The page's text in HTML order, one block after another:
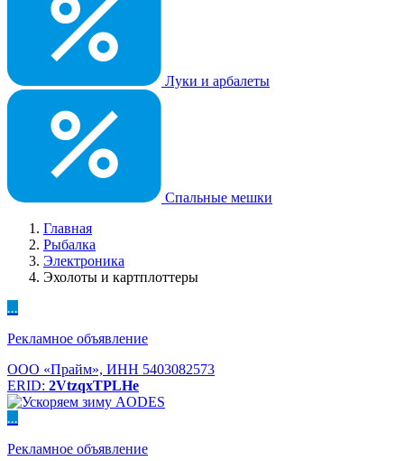
Луки и арбалеты
Спальные мешки
Главная
Рыбалка
Электроника
Эхолоты и картплоттеры
...
Рекламное объявление
ООО «Прайм», ИНН 5403082573
ERID: 2VtzqxTPLHe
...
Рекламное объявление